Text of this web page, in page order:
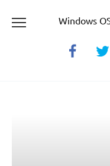
Windows